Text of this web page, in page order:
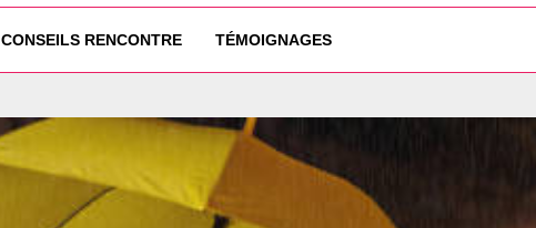
CONSEILS RENCONTRE TÉMOIGNAGES